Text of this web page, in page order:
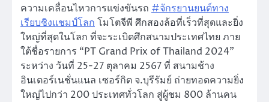
ความเคลื่อนไหวการแข่งขันรถ #จักรยานยนต์ทาง
เรียบชิงแชมป์โลก โมโตจีพี ศึกสองล้อที่เร็วที่สุดและยิ่ง
ใหญ่ที่สุดในโลก ที่จะระเบิดศึกสนามประเทศไทย ภาย
ใต้ชื่อรายการ “PT Grand Prix of Thailand 2024”
ระหว่าง วันที่ 25-27 ตุลาคม 2567 ที่ สนามช้าง
อินเตอร์เนชั่นแนล เซอร์กิต จ.บุรีรัมย์ ถ่ายทอดความยิ่ง
ใหญ่ไปกว่า 200 ประเทศทั่วโลก สู่ผู้ชม 800 ล้านคน